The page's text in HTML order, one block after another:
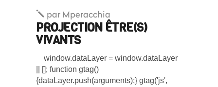
par Mperacchia
PROJECTION ÊTRE(S)
VIVANTS
window.dataLayer = window.dataLayer
|| []; function gtag()
{dataLayer.push(arguments);} gtag('js',